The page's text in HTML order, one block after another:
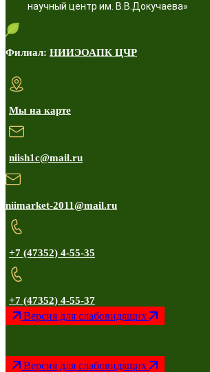
научный центр им. В.В.Докучаева»
Филиал: НИИЭОАПК ЦЧР
Мы на карте
niish1c@mail.ru
niimarket-2011@mail.ru
+7 (47352) 4-55-35
+7 (47352) 4-55-37
Версия для слабовидящих
Версия для слабовидящих